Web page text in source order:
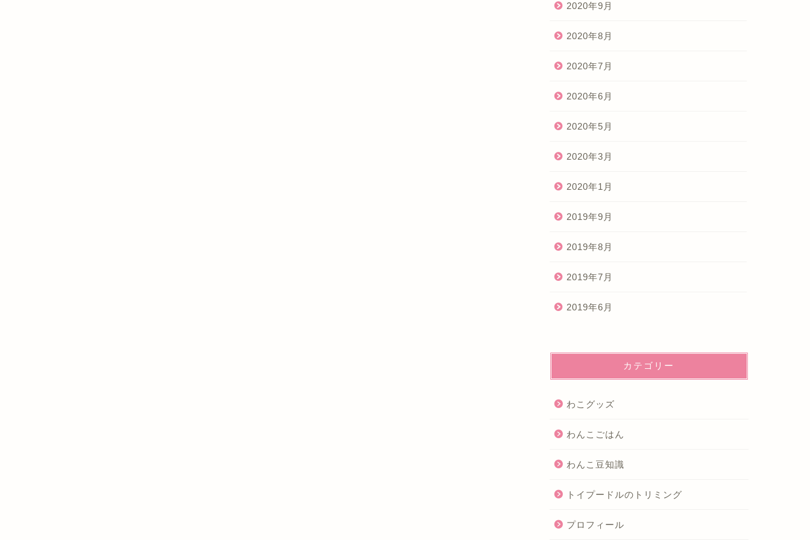
2020年9月
2020年8月
2020年7月
2020年6月
2020年5月
2020年3月
2020年1月
2019年9月
2019年8月
2019年7月
2019年6月
カテゴリー
わこグッズ
わんこごはん
わんこ豆知識
トイプードルのトリミング
プロフィール